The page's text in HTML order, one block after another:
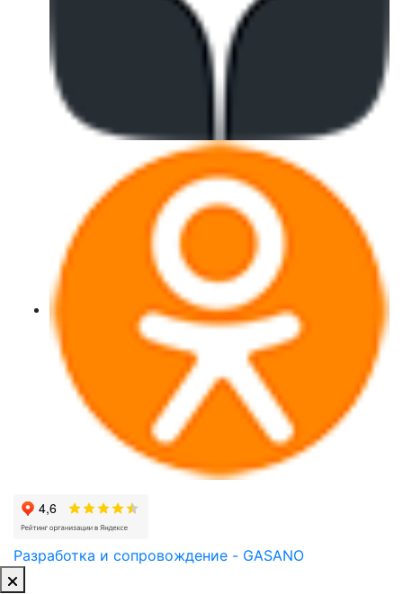
Разработка и сопровождение - GASANO